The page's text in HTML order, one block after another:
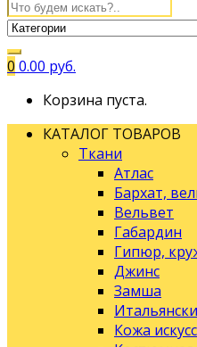
0 0.00 руб.
Корзина пуста.
КАТАЛОГ ТОВАРОВ
Ткани
Атлас
Бархат,
Вельвет
Габардин
Гипюр,
Джинс
Замша
Кожа